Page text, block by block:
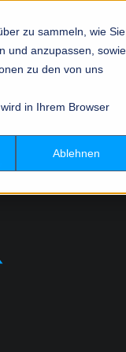
zu sammeln, wie Sie
und anzupassen, sowie
zu den von uns
in Ihrem Browser
Ablehnen